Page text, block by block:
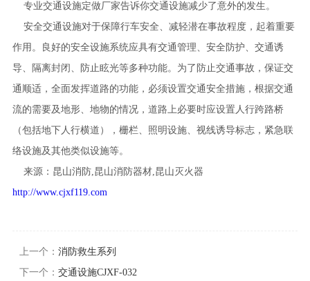
专业交通设施定做厂家告诉你交通设施减少了意外的发生。
安全交通设施对于保障行车安全、减轻潜在事故程度，起着重要
作用。良好的安全设施系统应具有交通管理、安全防护、交通诱
导、隔离封闭、防止眩光等多种功能。为了防止交通事故，保证交
通顺适，全面发挥道路的功能，必须设置交通安全措施，根据交通
流的需要及地形、地物的情况，道路上必要时应设置人行跨路桥
（包括地下人行横道），栅栏、照明设施、视线诱导标志，紧急联
络设施及其他类似设施等。
来源：昆山消防,昆山消防器材,昆山灭火器
http://www.cjxf119.com
上一个： 消防救生系列
下一个： 交通设施CJXF-032